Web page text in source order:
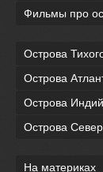
Фильмы про
Острова
Острова
Острова
Острова
На материках